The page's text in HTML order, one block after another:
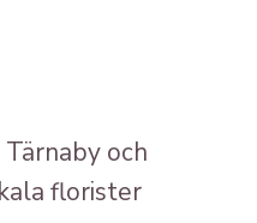
och
florister